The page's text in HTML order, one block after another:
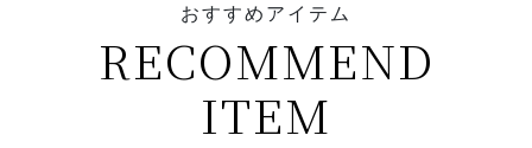
おすすめアイテム
RECOMMEND
ITEM